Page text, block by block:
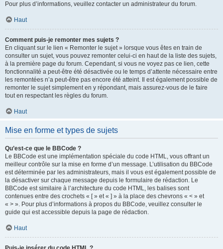
Pour plus d’informations, veuillez contacter un administrateur du forum.
Haut
Comment puis-je remonter mes sujets ?
En cliquant sur le lien « Remonter le sujet » lorsque vous êtes en train de
consulter un sujet, vous pouvez remonter celui-ci en haut de la liste des sujets,
à la première page du forum. Cependant, si vous ne voyez pas ce lien, cette
fonctionnalité a peut-être été désactivée ou le temps d’attente nécessaire entre
les remontées n’a peut-être pas encore été atteint. Il est également possible de
remonter le sujet simplement en y répondant, mais assurez-vous de le faire
tout en respectant les règles du forum.
Haut
Mise en forme et types de sujets
Qu’est-ce que le BBCode ?
Le BBCode est une implémentation spéciale du code HTML, vous offrant un
meilleur contrôle sur la mise en forme d’un message. L’utilisation du BBCode
est déterminée par les administrateurs, mais il vous est également possible de
la désactiver sur chaque message depuis le formulaire de rédaction. Le
BBCode est similaire à l’architecture du code HTML, les balises sont
contenues entre des crochets « [ » et « ] » à la place des chevrons « < » et
« > ». Pour plus d’informations à propos du BBCode, veuillez consulter le
guide qui est accessible depuis la page de rédaction.
Haut